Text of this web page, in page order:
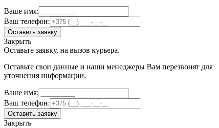
Ваше имя:
Ваш телефон:
Оставить заявку
Закрыть
Оставьте заявку, на вызов курьера.
Оставьте свои данные и наши менеджеры Вам перезвонят для
уточнения информации.
Ваше имя:
Ваш телефон:
Оставить заявку
Закрыть